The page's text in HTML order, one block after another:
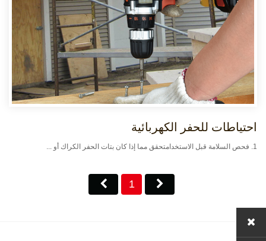
احتياطات للحفر الكهربائية
1. فحص السلامة قبل الاستخدامتحقق مما إذا كان بتات الحفر الكراك أو ...
1